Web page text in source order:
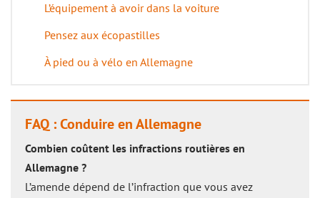
L’équipement à avoir dans la voiture
Pensez aux écopastilles
À pied ou à vélo en Allemagne
FAQ : Conduire en Allemagne
Combien coûtent les infractions routières en
Allemagne ?
L’amende dépend de l’infraction que vous avez